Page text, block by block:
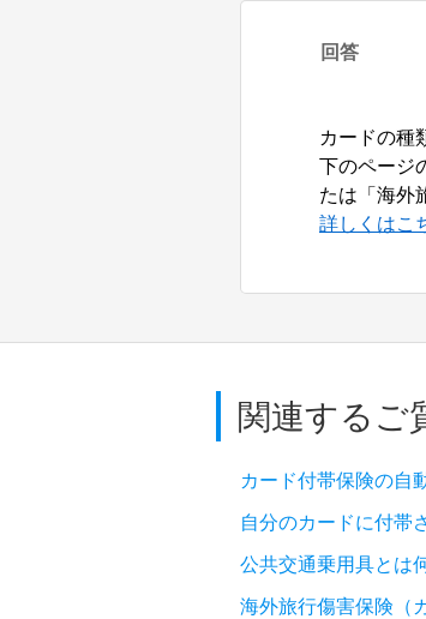
回答
カードの種
下のページ
たは「海外
詳しくはこ
関連するご
カード付帯保険の自
自分のカードに付帯
公共交通乗用具とは
海外旅行傷害保険（